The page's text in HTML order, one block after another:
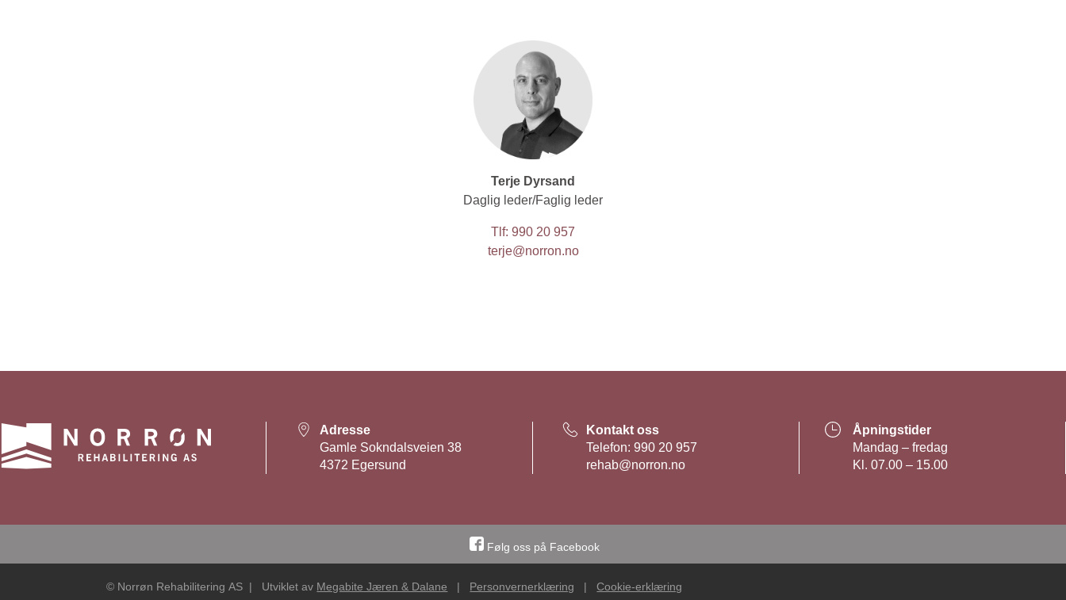
Terje Dyrsand
Daglig leder/Faglig leder
Tlf: 990 20 957
terje@norron.no
Adresse
Gamle Sokndalsveien 38
4372 Egersund
Kontakt oss
Telefon: 990 20 957
rehab@norron.no
Åpningstider
Mandag – fredag
Kl. 07.00 – 15.00
Følg oss på Facebook
© Norrøn Rehabilitering AS | Utviklet av Megabite Jæren & Dalane | Personvernerklæring |Cookie-erklæring